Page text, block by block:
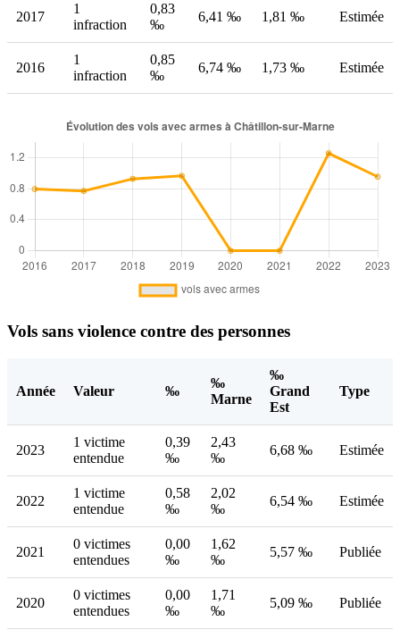
2017
1
infraction
0,83
‰
6,41 ‰ 1,81 ‰ Estimée
2016
1
infraction
0,85
‰
6,74 ‰ 1,73 ‰ Estimée
Vols sans violence contre des personnes
Année Valeur ‰
‰
Marne
‰
Grand
Est
Type
2023
1 victime
entendue
0,39
‰
2,43
‰
6,68 ‰ Estimée
2022
1 victime
entendue
0,58
‰
2,02
‰
6,54 ‰ Estimée
2021
0 victimes
entendues
0,00
‰
1,62
‰
5,57 ‰ Publiée
2020
0 victimes
entendues
0,00
‰
1,71
‰
5,09 ‰ Publiée